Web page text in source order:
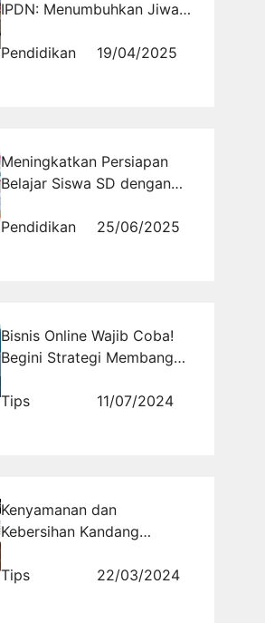
IPDN: Menumbuhkan Jiwa
Kegiatan Seni
Pendidikan 19/04/2025
Meningkatkan Persiapan
Belajar Siswa SD dengan
Lengkap
Pendidikan 25/06/2025
Bisnis Online Wajib Coba!
Begini Strategi Membangun
menggunakan Website
Tips 11/07/2024
Kenyamanan dan
Kebersihan Kandang
Tips
22/03/2024